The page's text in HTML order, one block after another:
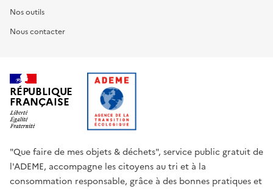
Nos outils
Nous contacter
RÉPUBLIQUE
FRANÇAISE
"Que faire de mes objets & déchets", service public gratuit de
l'ADEME, accompagne les citoyens au tri et à la
consommation responsable, grâce à des bonnes pratiques et